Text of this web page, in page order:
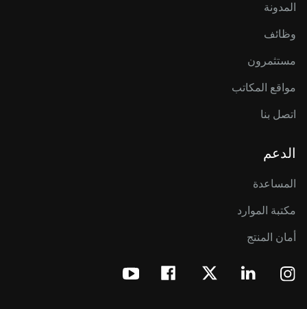
المدونة
وظائف
مستثمرون
مواقع المكاتب
اتصل بنا
الدعم
المساعدة
مكتبة الموارد
أمان المنتج